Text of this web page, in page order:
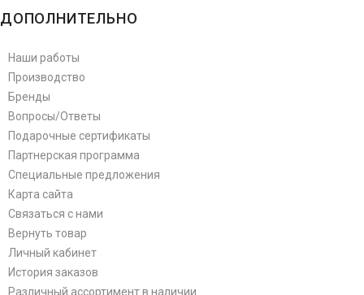
ДОПОЛНИТЕЛЬНО
Наши работы
Производство
Бренды
Вопросы/Ответы
Подарочные сертификаты
Партнерская программа
Специальные предложения
Карта сайта
Связаться с нами
Вернуть товар
Личный кабинет
История заказов
Различный ассортимент в наличии